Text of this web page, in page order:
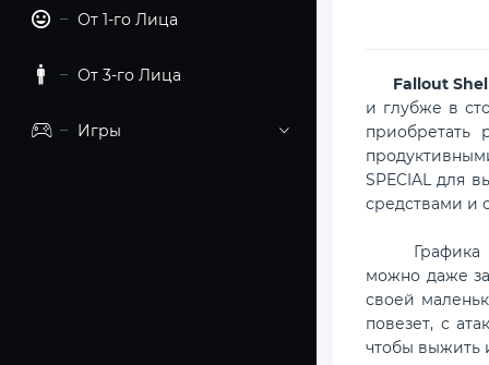
От 1-го Лица
От 3-го Лица
Игры
Fallout
и глубже в
приобретать
SPECIAL для
средствами и
Графика не
можно даже
своей
повезет, с
чтобы выжить